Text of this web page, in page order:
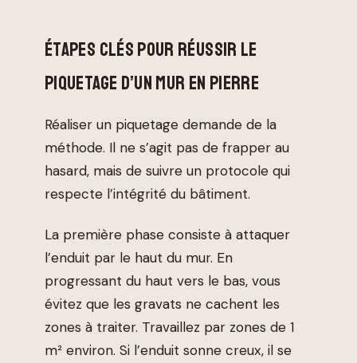
ÉTAPES CLÉS POUR RÉUSSIR LE
PIQUETAGE D’UN MUR EN PIERRE
Réaliser un piquetage demande de la
méthode. Il ne s’agit pas de frapper au
hasard, mais de suivre un protocole qui
respecte l’intégrité du bâtiment.
La première phase consiste à attaquer
l’enduit par le haut du mur. En
progressant du haut vers le bas, vous
évitez que les gravats ne cachent les
zones à traiter. Travaillez par zones de 1
m² environ. Si l’enduit sonne creux, il se